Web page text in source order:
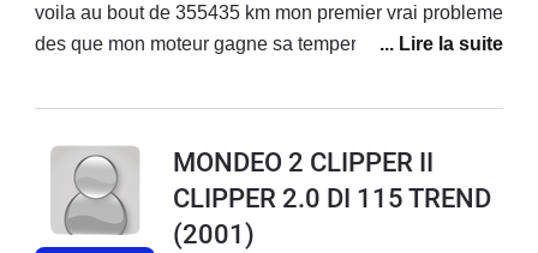
voila au bout de 355435 km mon premier vrai probleme
des que mon moteur gagne sa temperature normale la
et grosse fumée blanche le garage ma changé la
probleme???? si quelqu'un peu me répondre merci
d'avance
MONDEO 2 CLIPPER II
CLIPPER 2.0 DI 115 TREND
(2001)